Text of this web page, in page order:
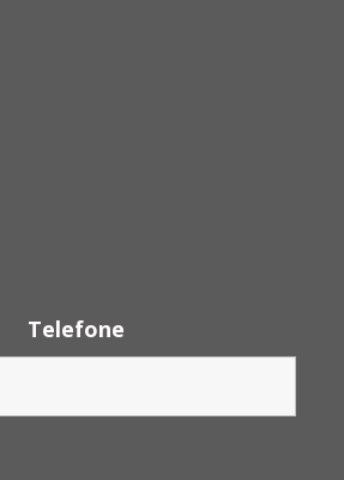
Telefone